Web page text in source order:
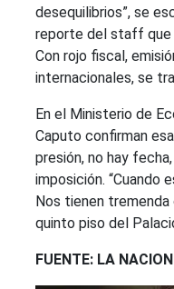
desequilibrios”, se
reporte del staff que
Con rojo fiscal,
internacionales, se
En el Ministerio de
Caputo confirman
presión, no hay
imposición. “Cuando
Nos tienen tremenda
quinto piso del
FUENTE: LA NACION